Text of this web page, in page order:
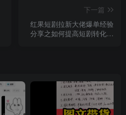
下一篇
红果短剧拉新大佬爆单经验
分享之如何提高短剧转化，